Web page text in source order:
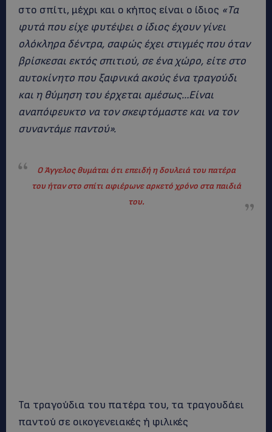
στο σπίτι, μέχρι και ο κήπος είναι ο ίδιος «Τα
φυτά που είχε φυτέψει ο ίδιος έχουν γίνει
ολόκληρα δέντρα, σαφώς έχει στιγμές που όταν
βρίσκεσαι εκτός σπιτιού, σε ένα χώρο, είτε στο
αυτοκίνητο που ξαφνικά ακούς ένα τραγούδι
και η θύμηση του έρχεται αμέσως…Είναι
αναπόφευκτο να τον σκεφτόμαστε και να τον
συναντάμε παντού».
Ο Άγγελος θυμάται ότι επειδή η δουλειά του πατέρα
του ήταν στο σπίτι αφιέρωνε αρκετό χρόνο στα παιδιά
του.
Τα τραγούδια του πατέρα του, τα τραγουδάει
παντού σε οικογενειακές ή φιλικές